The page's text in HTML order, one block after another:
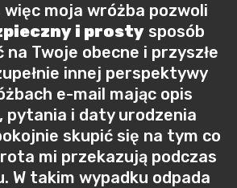
więc moja wróżba pozwoli
i prosty sposób
na Twoje obecne i przyszłe
innej perspektywy
e-mail mając opis
pytania i daty urodzenia
skupić się na tym co
mi przekazują podczas
W takim wypadku odpada